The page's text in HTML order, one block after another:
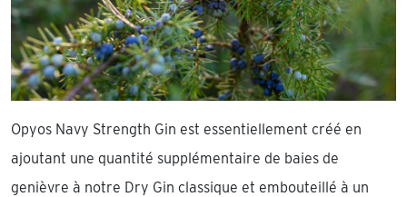
Opyos Navy Strength Gin est essentiellement créé en
ajoutant une quantité supplémentaire de baies de
genièvre à notre Dry Gin classique et embouteillé à un